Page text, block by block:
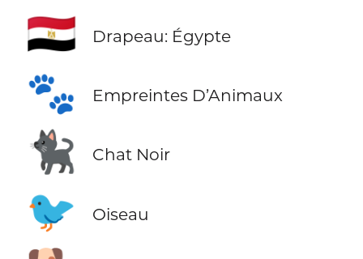
🇪🇬 Drapeau: Égypte
🐾 Empreintes D’Animaux
🐈‍⬛ Chat Noir
🐦 Oiseau